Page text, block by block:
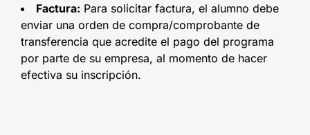
Factura: Para solicitar factura, el alumno debe
enviar una orden de compra/comprobante de
transferencia que acredite el pago del programa
por parte de su empresa, al momento de hacer
efectiva su inscripción.